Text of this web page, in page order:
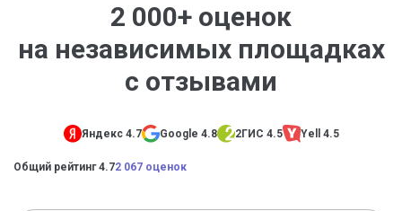
2 000+ оценок
на независимых площадках
с отзывами
Яндекс 4.7 Google 4.8 2ГИС 4.5 Yell 4.5
Общий рейтинг 4.72 067 оценок